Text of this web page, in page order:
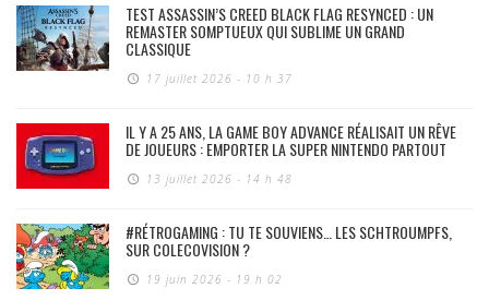
TEST ASSASSIN’S CREED BLACK FLAG RESYNCED : UN
REMASTER SOMPTUEUX QUI SUBLIME UN GRAND
CLASSIQUE
17 juillet 2026 - 10 h 37
IL Y A 25 ANS, LA GAME BOY ADVANCE RÉALISAIT UN RÊVE
DE JOUEURS : EMPORTER LA SUPER NINTENDO PARTOUT
13 juillet 2026 - 14 h 48
#RÉTROGAMING : TU TE SOUVIENS… LES SCHTROUMPFS,
SUR COLECOVISION ?
19 juin 2026 - 19 h 02